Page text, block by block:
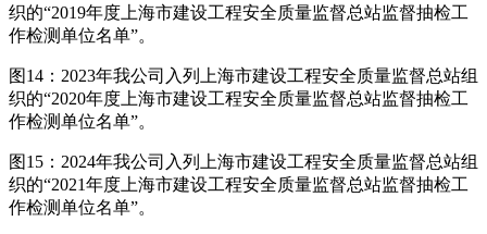
织的“2019年度上海市建设工程安全质量监督总站监督抽检工
作检测单位名单”。
图14：2023年我公司入列上海市建设工程安全质量监督总站组
织的“2020年度上海市建设工程安全质量监督总站监督抽检工
作检测单位名单”。
图15：2024年我公司入列上海市建设工程安全质量监督总站组
织的“2021年度上海市建设工程安全质量监督总站监督抽检工
作检测单位名单”。